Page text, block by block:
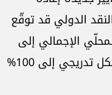
الدولي قد توقّع
الإجمالي إلى
127% في العام 2022 قبل أن ينخفض بشكل تدريجي إلى 100%